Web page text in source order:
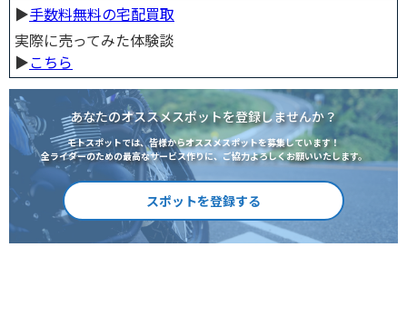
▶︎手数料無料の宅配買取
実際に売ってみた体験談
▶︎こちら
あなたのオススメスポットを登録しませんか？
モトスポットでは、皆様からオススメスポットを募集しています！
全ライダーのための最高なサービス作りに、ご協力よろしくお願いいたします。
スポットを登録する